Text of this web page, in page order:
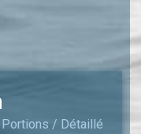
/ Détaillé